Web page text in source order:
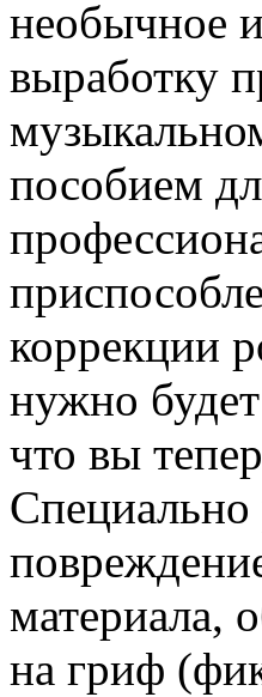
необычное
выработку
пособием
коррекции
нужно
что вы
Специально
материала, о
на гриф